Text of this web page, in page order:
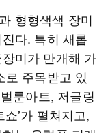
형형색색 장미
다. 특히 새롭
미가 만개해 가
로 주목받고 있
룬아트, 저글링
’가 펼쳐지고,